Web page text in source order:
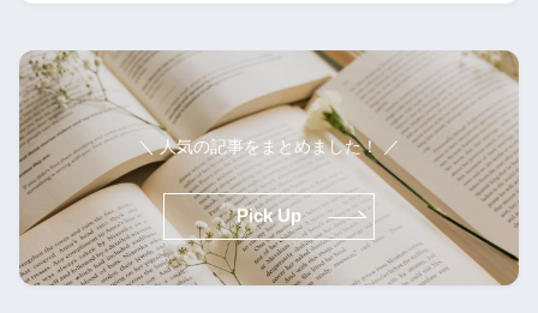
＼ 人気の記事をまとめました！ ／
Pick Up